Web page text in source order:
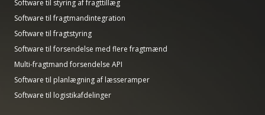
Software til styring af fragttillæg
Software til fragtmandintegration
Software til fragtstyring
Software til forsendelse med flere fragtmænd
Multi-fragtmand forsendelse API
Software til planlægning af læsseramper
Software til logistikafdelinger